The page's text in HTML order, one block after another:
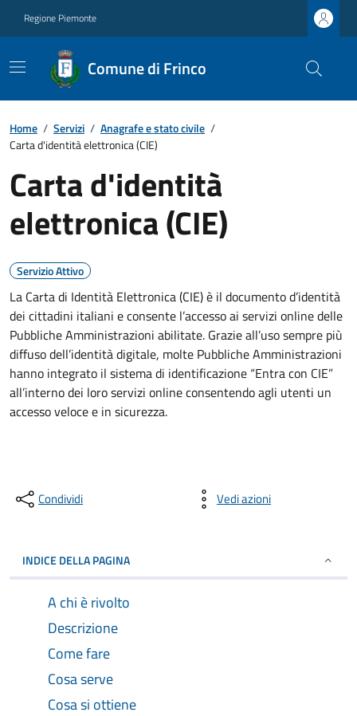
Regione Piemonte
Comune di Frinco
Home / Servizi / Anagrafe e stato civile /
Carta d'identità elettronica (CIE)
Carta d'identità
elettronica (CIE)
Servizio Attivo
La Carta di Identità Elettronica (CIE) è il documento d’identità
dei cittadini italiani e consente l’accesso ai servizi online delle
Pubbliche Amministrazioni abilitate. Grazie all’uso sempre più
diffuso dell’identità digitale, molte Pubbliche Amministrazioni
hanno integrato il sistema di identificazione “Entra con CIE”
all’interno dei loro servizi online consentendo agli utenti un
accesso veloce e in sicurezza.
Condividi Vedi azioni
INDICE DELLA PAGINA
A chi è rivolto
Descrizione
Come fare
Cosa serve
Cosa si ottiene